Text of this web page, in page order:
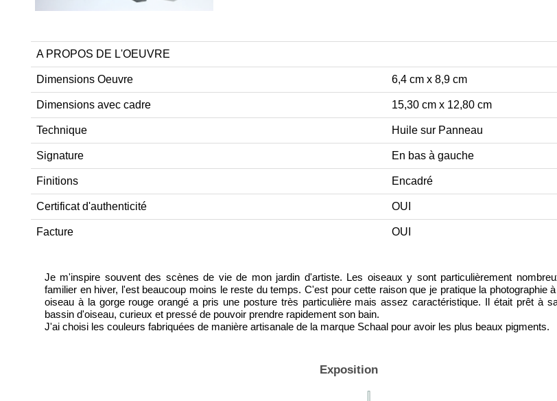
A PROPOS DE L'OEUVRE
Dimensions Oeuvre 6,4 cm x 8,9 cm
Dimensions avec cadre 15,30 cm x 12,80 cm
Technique Huile sur Panneau
Signature En bas à gauche
Finitions Encadré
Certificat d'authenticité OUI
Facture OUI
Je m'inspire souvent des scènes de vie de mon jardin d'artiste. Les oiseaux y sont particulièrement
familier en hiver, l'est beaucoup moins le reste du temps. C'est pour cette raison que je pratique la photographie
oiseau à la gorge rouge orangé a pris une posture très particulière mais assez caractéristique. Il était prêt à
bassin d'oiseau, curieux et pressé de pouvoir prendre rapidement son bain.
J'ai choisi les couleurs fabriquées de manière artisanale de la marque Schaal pour avoir les plus beaux pigments.
Exposition